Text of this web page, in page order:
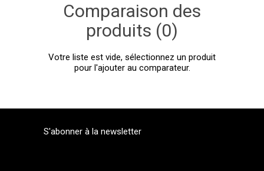
Comparaison des
produits (0)
Votre liste est vide, sélectionnez un produit
pour l'ajouter au comparateur.
S'abonner à la newsletter